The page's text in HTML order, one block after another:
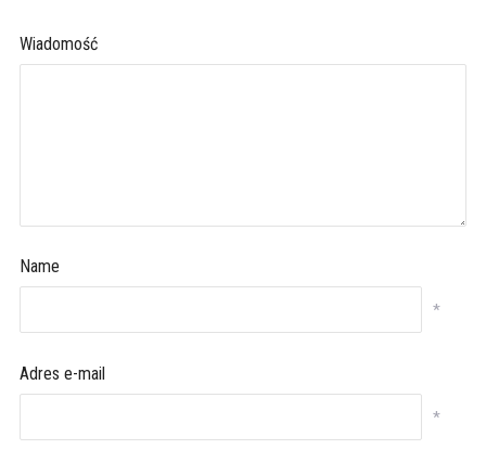
Wiadomość
Name
*
Adres e-mail
*